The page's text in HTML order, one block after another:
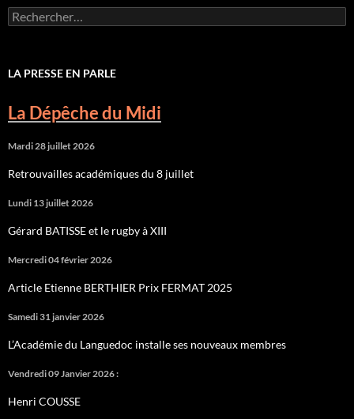
Rechercher :
LA PRESSE EN PARLE
La Dépêche du Midi
Mardi 28 juillet 2026
Retrouvailles académiques du 8 juillet
Lundi 13 juillet 2026
Gérard BATISSE et le rugby à XIII
Mercredi 04 février 2026
Article Etienne BERTHIER Prix FERMAT 2025
Samedi 31 janvier 2026
L’Académie du Languedoc installe ses nouveaux membres
Vendredi 09 Janvier 2026 :
Henri COUSSE